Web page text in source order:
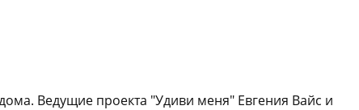
Ведущие проекта "Удиви меня" Евгения Вайс и